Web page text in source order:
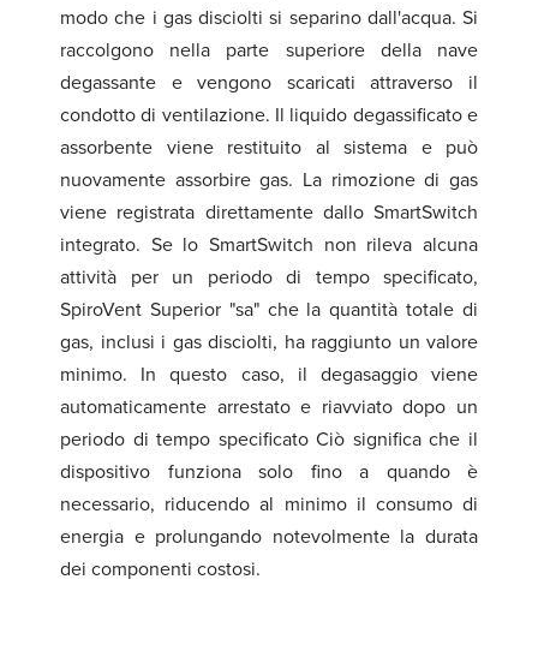
modo che i gas disciolti si separino dall'acqua. Si
raccolgono nella parte superiore della nave
degassante e vengono scaricati attraverso il
condotto di ventilazione. Il liquido degassificato e
assorbente viene restituito al sistema e può
nuovamente assorbire gas. La rimozione di gas
viene registrata direttamente dallo SmartSwitch
integrato. Se lo SmartSwitch non rileva alcuna
attività per un periodo di tempo specificato,
SpiroVent Superior "sa" che la quantità totale di
gas, inclusi i gas disciolti, ha raggiunto un valore
minimo. In questo caso, il degasaggio viene
automaticamente arrestato e riavviato dopo un
periodo di tempo specificato Ciò significa che il
dispositivo funziona solo fino a quando è
necessario, riducendo al minimo il consumo di
energia e prolungando notevolmente la durata
dei componenti costosi.